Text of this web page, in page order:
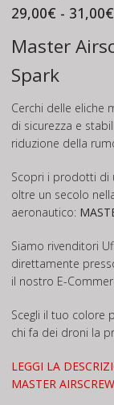
29,00€ - 31,00€
Master
Spark
Cerchi delle eliche
di sicurezza e
riduzione della
Scopri i prodotti di
oltre un secolo
aeronautico:
Siamo rivenditori
direttamente
il nostro E-
Scegli il tuo colore
chi fa dei droni la
LEGGI LA
MASTER